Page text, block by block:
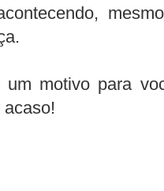
um motivo para